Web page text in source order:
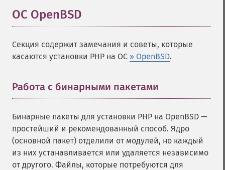
ОС OpenBSD
Cекция содержит замечания и советы, которые
касаются установки PHP на ОС » OpenBSD.
Работа с бинарными пакетами
Бинарные пакеты для установки PHP на OpenBSD —
простейший и рекомендованный способ. Ядро
(основной пакет) отделили от модулей, но каждый
из них устанавливается или удаляется независимо
от другого. Файлы, которые потребуются для